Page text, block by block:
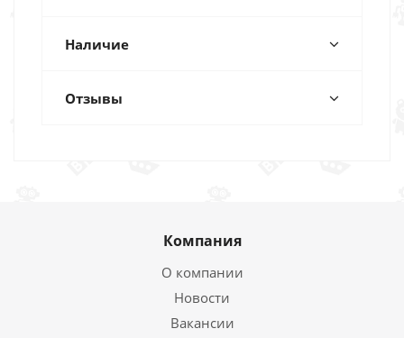
Наличие
Отзывы
Компания
О компании
Новости
Вакансии